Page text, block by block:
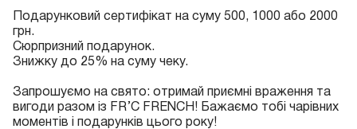
Подарунковий сертифікат на суму 500, 1000 або 2000
грн.
Сюрпризний подарунок.
Знижку до 25% на суму чеку.
Запрошуємо на свято: отримай приємні враження та
вигоди разом із FR’C FRENCH! Бажаємо тобі чарівних
моментів і подарунків цього року!